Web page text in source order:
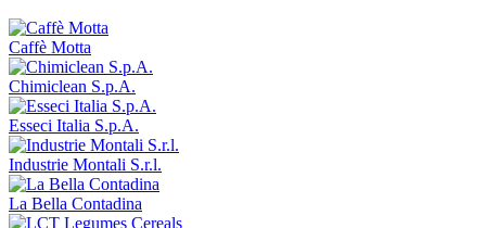
Caffè Motta
Chimiclean S.p.A.
Esseci Italia S.p.A.
Industrie Montali S.r.l.
La Bella Contadina